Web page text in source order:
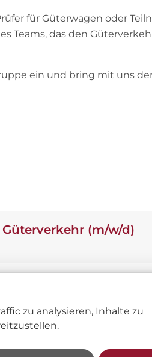
für Güterwagen oder
Teams, das den
ein und bring mit uns
(m/w/d)
(m/w/d)
zu analysieren, Inhalte zu